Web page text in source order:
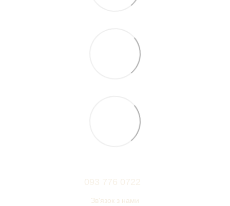
093 776 0722
Зв'язок з нами